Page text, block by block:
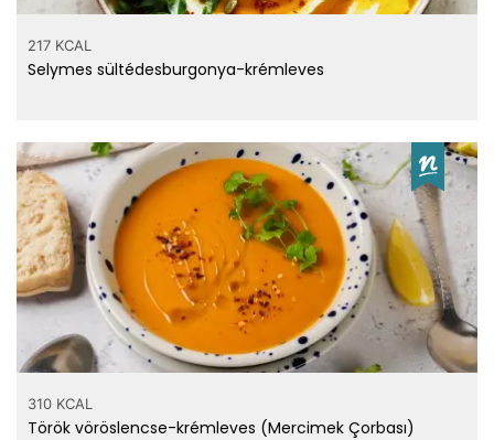
217 KCAL
Selymes sültédesburgonya-krémleves
310 KCAL
Török vöröslencse-krémleves (Mercimek Çorbası)